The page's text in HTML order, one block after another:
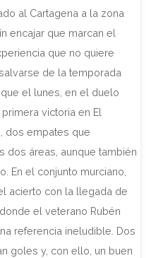
al Cartagena a la zona
encajar que marcan el
que no quiere
de la temporada
el lunes, en el duelo
victoria en El
dos empates que
dos áreas, aunque también
En el conjunto murciano,
acierto con la llegada de
el veterano Rubén
referencia ineludible. Dos
goles y, con ello, un buen